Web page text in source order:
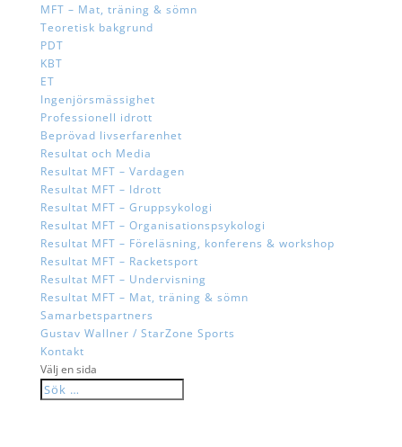
MFT – Mat, träning & sömn
Teoretisk bakgrund
PDT
KBT
ET
Ingenjörsmässighet
Professionell idrott
Beprövad livserfarenhet
Resultat och Media
Resultat MFT – Vardagen
Resultat MFT – Idrott
Resultat MFT – Gruppsykologi
Resultat MFT – Organisationspsykologi
Resultat MFT – Föreläsning, konferens & workshop
Resultat MFT – Racketsport
Resultat MFT – Undervisning
Resultat MFT – Mat, träning & sömn
Samarbetspartners
Gustav Wallner / StarZone Sports
Kontakt
Välj en sida